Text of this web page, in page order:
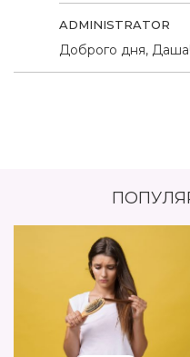
ADMINISTRATOR
Доброго дня,